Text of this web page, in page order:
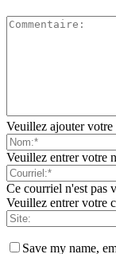
Veuillez ajouter votre
Veuillez entrer votre
Ce courriel n'est pas
Veuillez entrer votre
Save my name,